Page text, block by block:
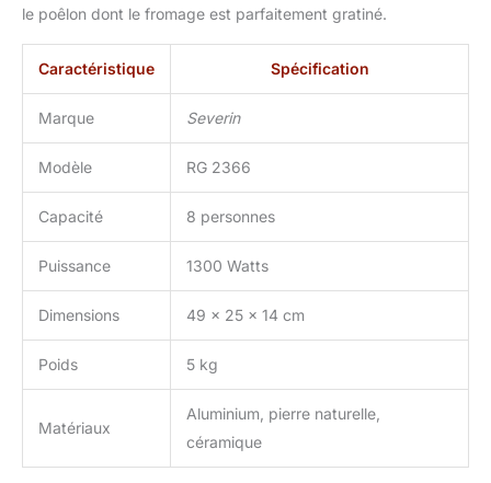
TEMPÉRATURE
thermostat réglable par
bouton rotatif avec
permet un contrôle
La pierre naturelle
maintient la chaleur pour
une cuisson en douceur
et des aliments tendres
et juteux DESIGN DE
QUALITÉ - Dimensions
du produits (L x l x H) :
ans - Les produits
SEVERIN sont
performants par leur
conception, leur facilité
le poêlon dont le fromage est parfaitement gratiné.
Caractéristique Spécification
Marque Severin
Modèle RG 2366
Capacité 8 personnes
Puissance 1300 Watts
Dimensions 49 x 25 x 14 cm
Poids 5 kg
Matériaux
Aluminium, pierre naturelle,
céramique